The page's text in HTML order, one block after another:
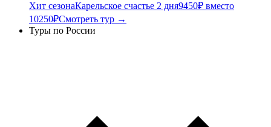
Хит сезонаКарельское счастье 2 дня9450₽ вместо
10250₽Смотреть тур →
Туры по России